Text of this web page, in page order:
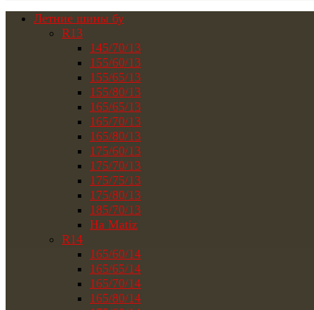
Летние шины бу
R13
145/70/13
155/60/13
155/65/13
155/80/13
165/65/13
165/70/13
165/80/13
175/60/13
175/70/13
175/75/13
175/80/13
185/70/13
На Matiz
R14
165/60/14
165/65/14
165/70/14
165/80/14